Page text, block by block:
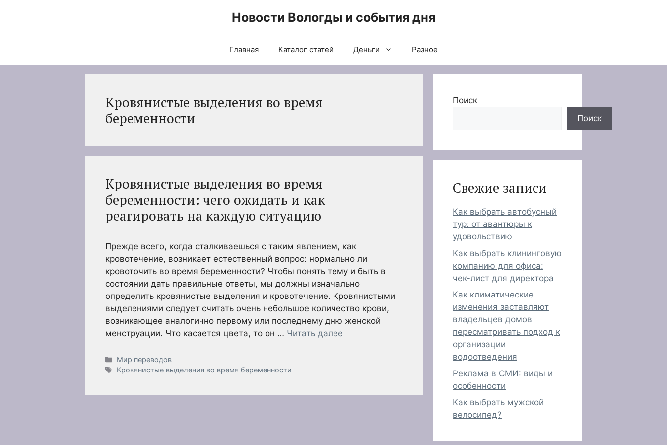
Новости Вологды и события дня
Главная Каталог статей Деньги Разное
Кровянистые выделения во время
беременности
Кровянистые выделения во время
беременности: чего ожидать и как
реагировать на каждую ситуацию
Прежде всего, когда сталкиваешься с таким явлением, как
кровотечение, возникает естественный вопрос: нормально ли
кровоточить во время беременности? Чтобы понять тему и быть в
состоянии дать правильные ответы, мы должны изначально
определить кровянистые выделения и кровотечение. Кровянистыми
выделениями следует считать очень небольшое количество крови,
возникающее аналогично первому или последнему дню женской
менструации. Что касается цвета, то он … Читать далее
Рубрики
Мир переводов
Метки
Кровянистые выделения во время беременности
Поиск
Поиск
Свежие записи
Как выбрать автобусный
тур: от авантюры к
удовольствию
Как выбрать клининговую
компанию для офиса:
чек-лист для директора
Как климатические
изменения заставляют
владельцев домов
пересматривать подход к
организации
водоотведения
Реклама в СМИ: виды и
особенности
Как выбрать мужской
велосипед?